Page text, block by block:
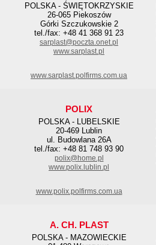
POLSKA - ŚWIĘTOKRZYSKIE
26-065 Piekoszów
Górki Szczukowskie 2
tel./fax: +48 41 368 91 23
sarplast@poczta.onet.pl
www.sarplast.pl
www.sarplast.polfirms.com.ua
POLIX
POLSKA - LUBELSKIE
20-469 Lublin
ul. Budowlana 26A
tel./fax: +48 81 748 93 90
polix@home.pl
www.polix.lublin.pl
www.polix.polfirms.com.ua
A. CH. PLAST
POLSKA - MAZOWIECKIE